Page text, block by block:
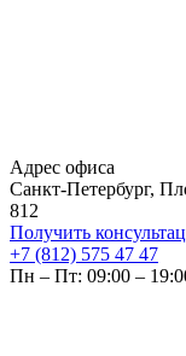
Адрес офиса
Санкт-Петербург,
812
Получить
+7 (812) 575 47 47
Пн – Пт: 09:00 –